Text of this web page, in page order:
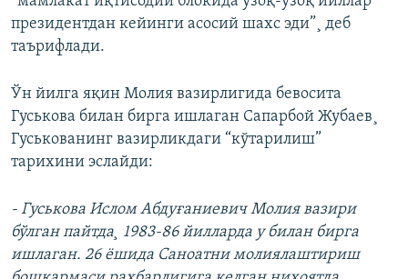
президентдан кейинги асосий шахс эди”¸ деб
таърифлади.
Ўн йилга яқин Молия вазирлигида бевосита
Гуськова билан бирга ишлаган Сапарбой Жубаев¸
Гуськованинг вазирликдаги “кўтарилиш”
тарихини эслайди:
- Гуськова Ислом Абдуғаниевич Молия вазири
бўлган пайтда¸ 1983-86 йилларда у билан бирга
ишлаган. 26 ëшида Саноатни молиялаштириш